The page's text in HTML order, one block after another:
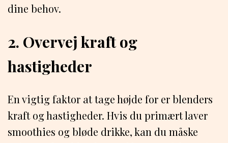
dine behov.
2. Overvej kraft og
hastigheder
En vigtig faktor at tage højde for er blenders
kraft og hastigheder. Hvis du primært laver
smoothies og bløde drikke, kan du måske